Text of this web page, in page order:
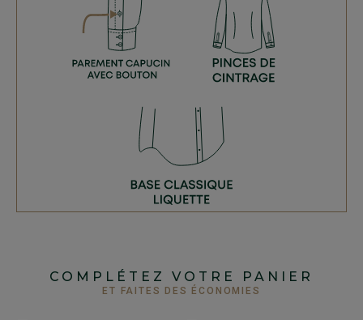
COMPLÉTEZ VOTRE PANIER
ET FAITES DES ÉCONOMIES